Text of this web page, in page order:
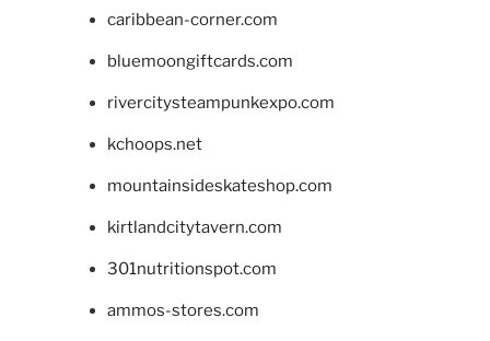
caribbean-corner.com
bluemoongiftcards.com
rivercitysteampunkexpo.com
kchoops.net
mountainsideskateshop.com
kirtlandcitytavern.com
301nutritionspot.com
ammos-stores.com